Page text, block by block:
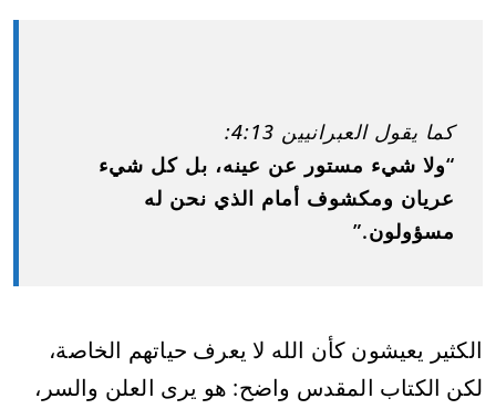
كما يقول العبرانيين 4:13:
“ولا شيء مستور عن عينه، بل كل شيء
عريان ومكشوف أمام الذي نحن له
مسؤولون.”
الكثير يعيشون كأن الله لا يعرف حياتهم الخاصة،
لكن الكتاب المقدس واضح: هو يرى العلن والسر،